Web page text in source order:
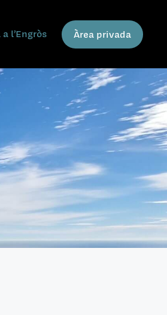
l’Engròs Àrea privada